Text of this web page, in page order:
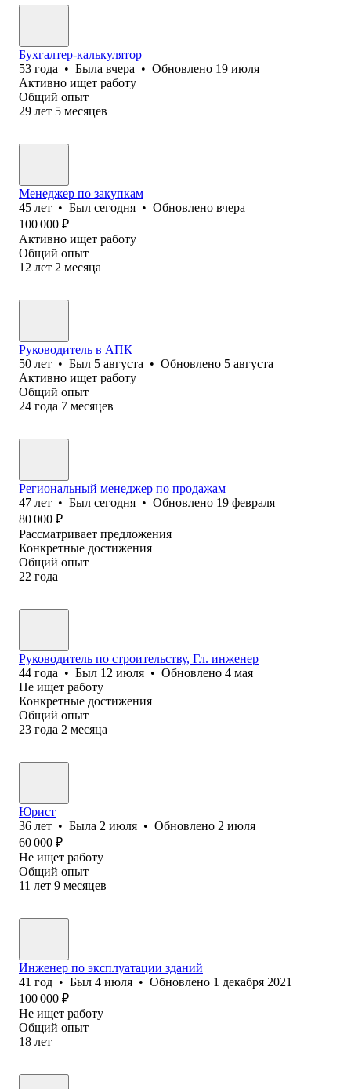
Бухгалтер-калькулятор
53 года • Была вчера • Обновлено 19 июля
Активно ищет работу
Общий опыт
29 лет 5 месяцев
Менеджер по закупкам
45 лет • Был сегодня • Обновлено вчера
100 000 ₽
Активно ищет работу
Общий опыт
12 лет 2 месяца
Руководитель в АПК
50 лет • Был 5 августа • Обновлено 5 августа
Активно ищет работу
Общий опыт
24 года 7 месяцев
Региональный менеджер по продажам
47 лет • Был сегодня • Обновлено 19 февраля
80 000 ₽
Рассматривает предложения
Конкретные достижения
Общий опыт
22 года
Руководитель по строительству, Гл. инженер
44 года • Был 12 июля • Обновлено 4 мая
Не ищет работу
Конкретные достижения
Общий опыт
23 года 2 месяца
Юрист
36 лет • Была 2 июля • Обновлено 2 июля
60 000 ₽
Не ищет работу
Общий опыт
11 лет 9 месяцев
Инженер по эксплуатации зданий
41 год • Был 4 июля • Обновлено 1 декабря 2021
100 000 ₽
Не ищет работу
Общий опыт
18 лет